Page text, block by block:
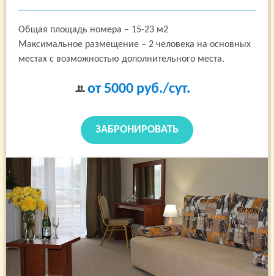
Общая площадь номера – 15-23 м2
Максимальное размещение – 2 человека на основных
местах с возможностью дополнительного места.
от 5000руб./сут.
ЗАБРОНИРОВАТЬ